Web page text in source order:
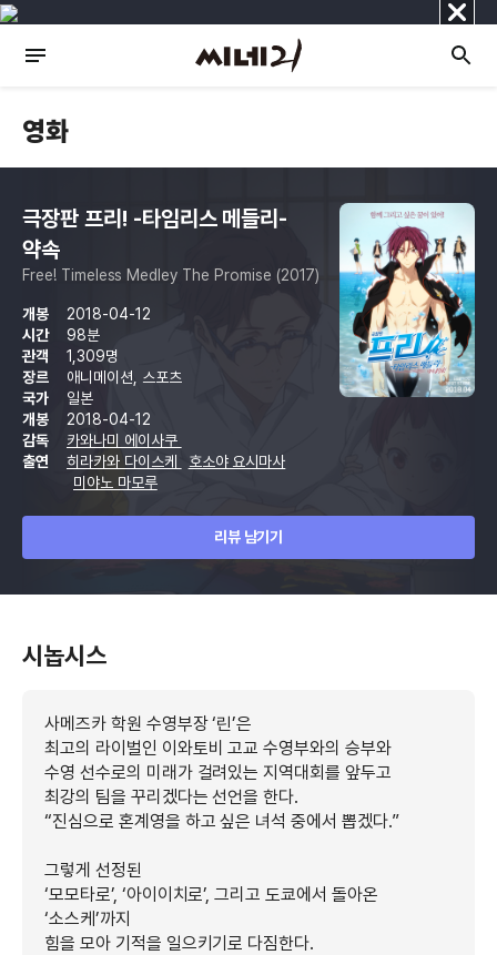
닫
기
영화
극장판 프리! -타임리스 메들리-
약속
Free! Timeless Medley The Promise (2017)
개봉
2018-04-12
시간
98분
관객
1,309명
장르
애니메이션, 스포츠
국가
일본
개봉
2018-04-12
감독
카와나미 에이사쿠
출연
히라카와 다이스케
호소야 요시마사
미야노 마모루
리뷰 남기기
시놉시스
사메즈카 학원 수영부장 ‘린’은
최고의 라이벌인 이와토비 고교 수영부와의 승부와
수영 선수로의 미래가 걸려있는 지역대회를 앞두고
최강의 팀을 꾸리겠다는 선언을 한다.
“진심으로 혼계영을 하고 싶은 녀석 중에서 뽑겠다.”
그렇게 선정된
‘모모타로’, ‘아이이치로’, 그리고 도쿄에서 돌아온
‘소스케’까지
힘을 모아 기적을 일으키기로 다짐한다.